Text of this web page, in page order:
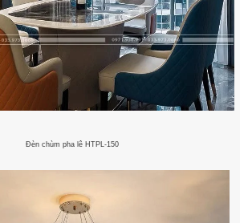
Đèn chùm pha lê HTPL-150